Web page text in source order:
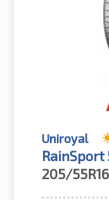
Uniroyal
RainSport
205/55R16